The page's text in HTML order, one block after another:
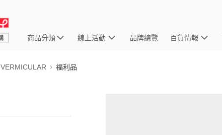
商品分類 線上活動 品牌總覽 百貨情報
VERMICULAR 福利品